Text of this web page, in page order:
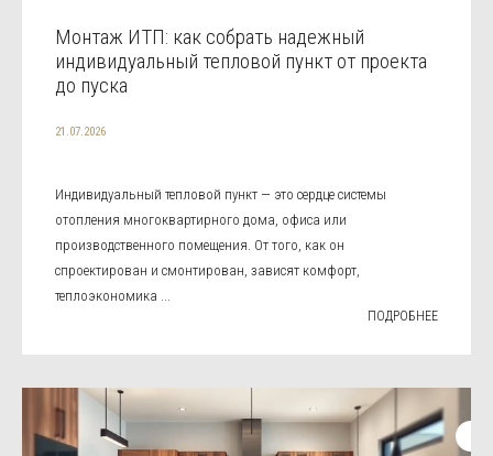
Монтаж ИТП: как собрать надежный
индивидуальный тепловой пункт от проекта
до пуска
21.07.2026
Индивидуальный тепловой пункт — это сердце системы
отопления многоквартирного дома, офиса или
производственного помещения. От того, как он
спроектирован и смонтирован, зависят комфорт,
теплоэкономика ...
ПОДРОБНЕЕ